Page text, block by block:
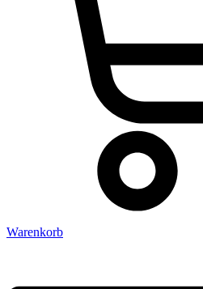
Warenkorb